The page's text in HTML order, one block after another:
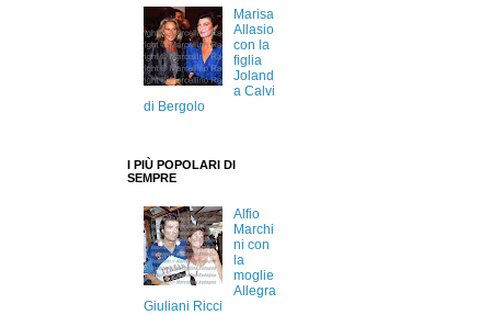
Marisa
Allasio
con la
figlia
Joland
a Calvi
di Bergolo
I PIÙ POPOLARI DI
SEMPRE
Alfio
Marchi
ni con
la
moglie
Allegra
Giuliani Ricci